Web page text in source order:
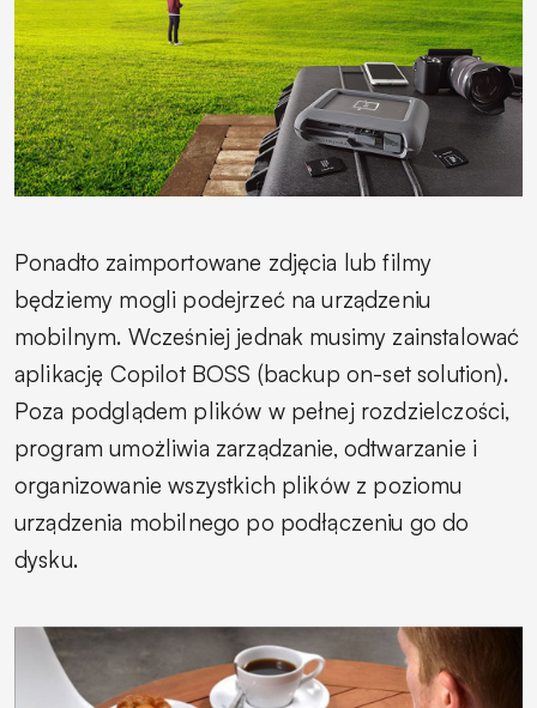
Ponadto zaimportowane zdjęcia lub filmy
będziemy mogli podejrzeć na urządzeniu
mobilnym. Wcześniej jednak musimy zainstalować
aplikację Copilot BOSS (backup on-set solution).
Poza podglądem plików w pełnej rozdzielczości,
program umożliwia zarządzanie, odtwarzanie i
organizowanie wszystkich plików z poziomu
urządzenia mobilnego po podłączeniu go do
dysku.